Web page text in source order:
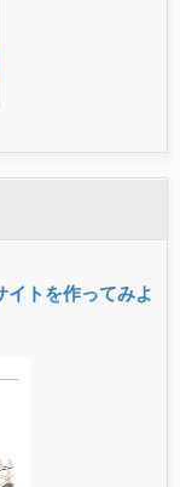
イトを作ってみよ